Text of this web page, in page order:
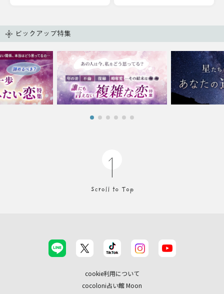
ピックアップ特集
cookie利用について
cocoloni占い館 Moon